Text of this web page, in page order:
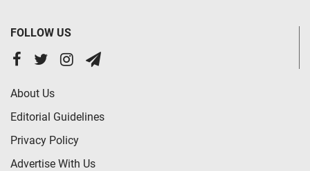
FOLLOW US
About Us
Editorial Guidelines
Privacy Policy
Advertise With Us